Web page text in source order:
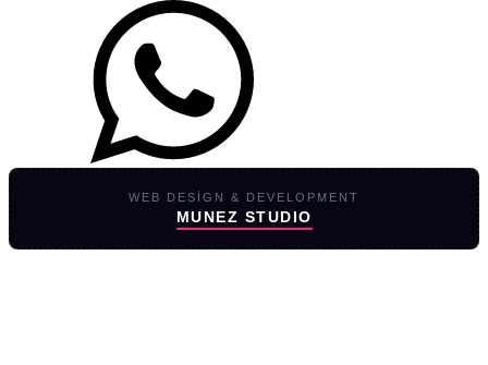
WEB DESIGN & DEVELOPMENT
MUNEZ STUDIO